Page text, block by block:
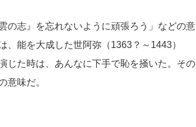
志』を忘れないように頑張ろう」などの意
能を大成した世阿弥（1363？～1443）
じた時は、あんなに下手で恥を掻いた。その
意味だ。